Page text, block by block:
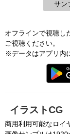
サン
オフラインで視聴し
ご視聴ください。
※データはアプリ内
イラストCG
商用利用可能なロイ